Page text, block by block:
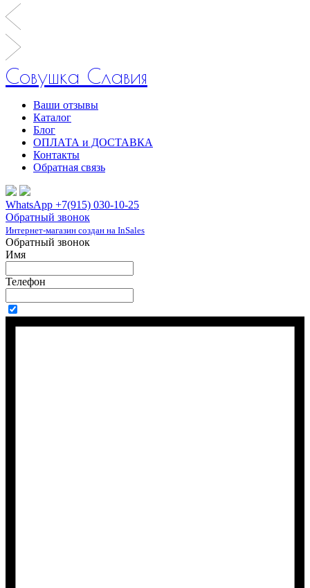
Совушка Славия
Ваши отзывы
Каталог
Блог
ОПЛАТА и ДОСТАВКА
Контакты
Обратная связь
WhatsApp +7(915) 030-10-25
Обратный звонок
Интернет-магазин создан на InSales
Обратный звонок
Имя
Телефон